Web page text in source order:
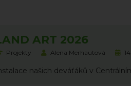
ART 2026
Projekty Alena Merhautová
našich deváťáků v